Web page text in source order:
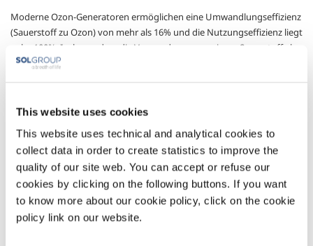
This website uses cookies
This website uses technical and analytical cookies to
collect data in order to create statistics to improve the
quality of our site web. You can accept or refuse our
cookies by clicking on the following buttons. If you want
to know more about our cookie policy, click on the cookie
policy link on our website.
Moderne Ozon-Generatoren ermöglichen eine Umwandlungseffizienz
(Sauerstoff zu Ozon) von mehr als 16% und die Nutzungseffizienz liegt
nahe 100%: Insbesondere die Verwendung von reinem Sauerstoff als
Feedgas zur Produktion von Ozon minimiert sowohl
Verwendung von SOL-Sauerstoff als Feedgas ist der geringe
Lebensdauer der Anlage und bietet somit einen Vorteil gegenüber
Druckluft, bei der der Feuchtegehalt nicht immer kontrolliert werden
kann und es daher zu Ausfällen kommen kann.
Darüber hinaus ist es mit Ecojet® möglich, nach Verwendung und
Zersetzung des Ozons, den freigesetzten Sauerstoff
wiederzuverwenden: Dies bedeutet weiteres Einsparungspotential